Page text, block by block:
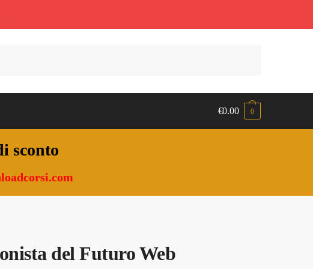
€0.00 0
sconto
del Futuro Web